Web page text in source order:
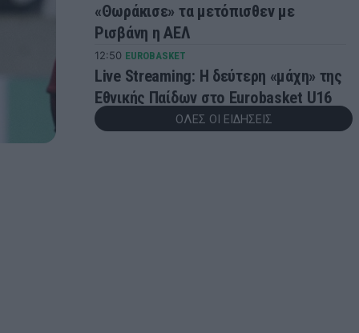
«Θωράκισε» τα μετόπισθεν με
Ρισβάνη η ΑΕΛ
12:50 EUROBASKET
Live Streaming: Η δεύτερη «μάχη» της
Εθνικής Παίδων στο Eurobasket U16
κόντρα στο ΙσραήλΟΛΕΣ ΟΙ ΕΙΔΗΣΕΙΣ